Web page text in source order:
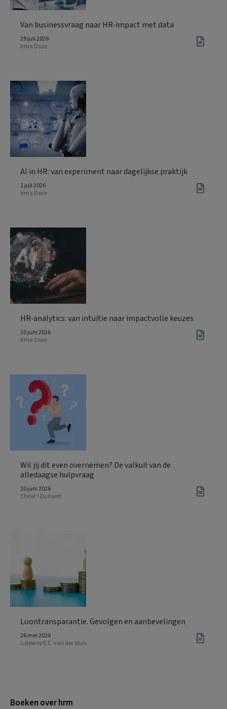
Van businessvraag naar HR-impact met data
29 juli 2026
Irma Doze
AI in HR: van experiment naar dagelijkse praktijk
1 juli 2026
Irma Doze
HR-analytics: van intuïtie naar impactvolle keuzes
10 juni 2026
Irma Doze
Wil jij dit even overnemen? De valkuil van de
alledaagse hulpvraag
10 juni 2026
Christ’l Dullaert
Loontransparantie. Gevolgen en aanbevelingen
26 mei 2026
Lidewey E.C. van der Sluis
Boeken over hrm